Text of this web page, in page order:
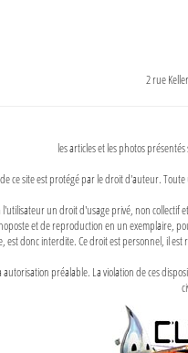
2 rue
les articles et les photos
ce site est protégé par le droit d'auteur.
l'utilisateur un droit d'usage privé, non
et de reproduction en un exemplaire,
est donc interdite. Ce droit est personnel, il
autorisation préalable. La violation de ces